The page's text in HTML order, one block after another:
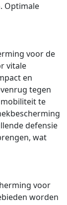
Optimale
voor de
vitale
en
tegen
te
defensie
wat
voor
worden